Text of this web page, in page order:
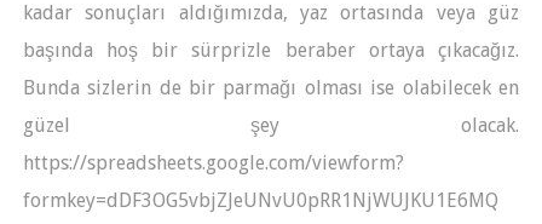
kadar sonuçları aldığımızda, yaz ortasında veya güz
başında hoş bir sürprizle beraber ortaya çıkacağız.
Bunda sizlerin de bir parmağı olması ise olabilecek en
güzel şey olacak.
https://spreadsheets.google.com/viewform?
formkey=dDF3OG5vbjZJeUNvU0pRR1NjWUJKU1E6MQ